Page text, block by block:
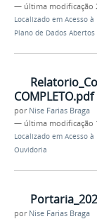
— última modificação
Localizado em Acesso
Plano de Dados Abertos
COMPLETO.pdf
por Nise Farias Braga
— última modificação
Localizado em Acesso
Ouvidoria
por Nise Farias Braga